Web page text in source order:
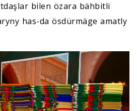
bilen özara bähbitli
has-da ösdürmäge amatly